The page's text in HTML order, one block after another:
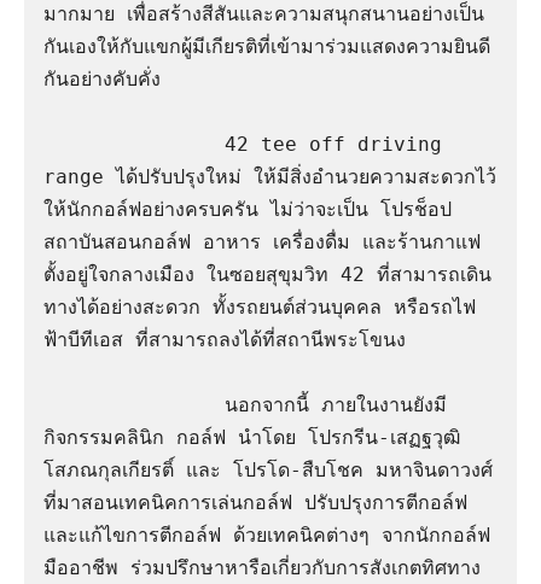
มากมาย เพื่อสร้างสีสันและความสนุกสนานอย่างเป็น
กันเองให้กับแขกผู้มีเกียรติที่เข้ามาร่วมแสดงความยินดี
กันอย่างคับคั่ง
range ได้ปรับปรุงใหม่ ให้มีสิ่งอำนวยความสะดวกไว้
ให้นักกอล์ฟอย่างครบครัน ไม่ว่าจะเป็น โปรช็อป
สถาบันสอนกอล์ฟ อาหาร เครื่องดื่ม และร้านกาแฟ
ตั้งอยู่ใจกลางเมือง ในซอยสุขุมวิท 42 ที่สามารถเดิน
ทางได้อย่างสะดวก ทั้งรถยนต์ส่วนบุคคล หรือรถไฟ
ฟ้าบีทีเอส ที่สามารถลงได้ที่สถานีพระโขนง
กิจกรรมคลินิก กอล์ฟ นำโดย โปรกรีน-เสฏฐวุฒิ
โสภณกุลเกียรติ์ และ โปรโด-สืบโชค มหาจินดาวงศ์
ที่มาสอนเทคนิคการเล่นกอล์ฟ ปรับปรุงการตีกอล์ฟ
และแก้ไขการตีกอล์ฟ ด้วยเทคนิคต่างๆ จากนักกอล์ฟ
มืออาชีพ ร่วมปรึกษาหารือเกี่ยวกับการสังเกตทิศทาง